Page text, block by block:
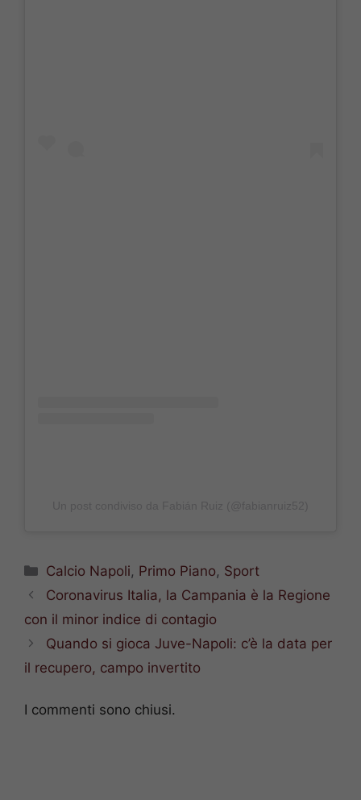
Categorie
Calcio Napoli, Primo Piano, Sport
Coronavirus Italia, la Campania è la Regione
con il minor indice di contagio
Quando si gioca Juve-Napoli: c’è la data per
il recupero, campo invertito
I commenti sono chiusi.